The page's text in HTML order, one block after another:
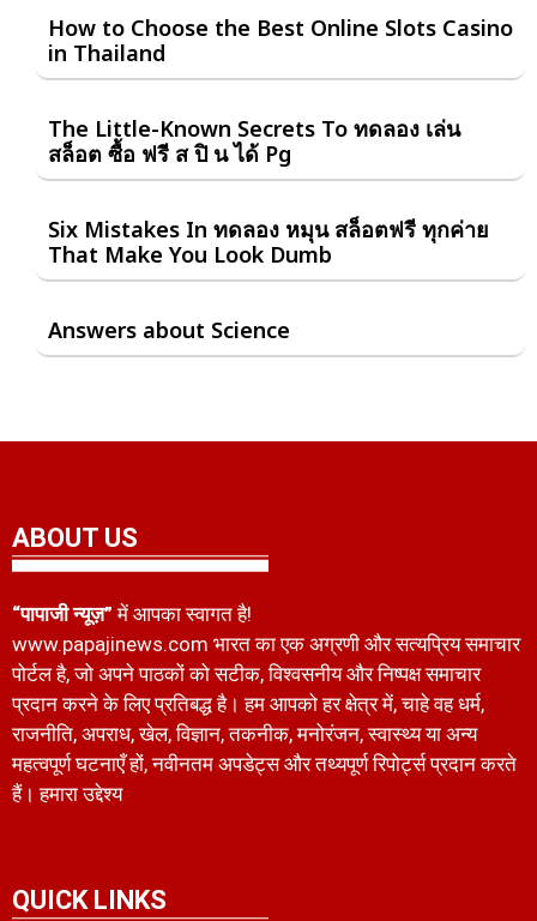
How to Choose the Best Online Slots Casino
in Thailand
The Little-Known Secrets To ทดลอง เล่น
สล็อต ซื้อ ฟรี ส ปิ น ได้ Pg
Six Mistakes In ทดลอง หมุน สล็อตฟรี ทุกค่าย
That Make You Look Dumb
Answers about Science
ABOUT US
“पापाजी न्यूज़” में आपका स्वागत है!
www.papajinews.com भारत का एक अग्रणी और सत्यप्रिय समाचार
पोर्टल है, जो अपने पाठकों को सटीक, विश्वसनीय और निष्पक्ष समाचार
प्रदान करने के लिए प्रतिबद्ध है। हम आपको हर क्षेत्र में, चाहे वह धर्म,
राजनीति, अपराध, खेल, विज्ञान, तकनीक, मनोरंजन, स्वास्थ्य या अन्य
महत्वपूर्ण घटनाएँ हों, नवीनतम अपडेट्स और तथ्यपूर्ण रिपोर्ट्स प्रदान करते
हैं। हमारा उद्देश्य
QUICK LINKS